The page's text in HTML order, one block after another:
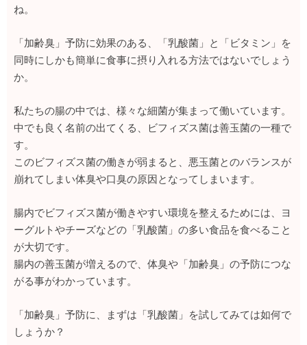
ね。
「加齢臭」予防に効果のある、「乳酸菌」と「ビタミン」を
同時にしかも簡単に食事に摂り入れる方法ではないでしょう
か。
私たちの腸の中では、様々な細菌が集まって働いています。
中でも良く名前の出てくる、ビフィズス菌は善玉菌の一種で
す。
このビフィズス菌の働きが弱まると、悪玉菌とのバランスが
崩れてしまい体臭や口臭の原因となってしまいます。
腸内でビフィズス菌が働きやすい環境を整えるためには、ヨ
ーグルトやチーズなどの「乳酸菌」の多い食品を食べること
が大切です。
腸内の善玉菌が増えるので、体臭や「加齢臭」の予防につな
がる事がわかっています。
「加齢臭」予防に、まずは「乳酸菌」を試してみては如何で
しょうか？